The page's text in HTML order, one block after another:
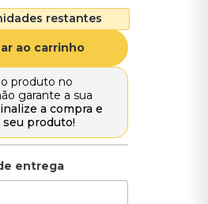
restantes
ao carrinho
produto no
garante a sua
a compra e
seu produto!